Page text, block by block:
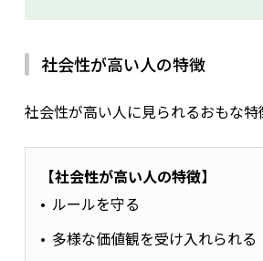
社会性が高い人の特徴
社会性が高い人に見られるおもな特
【社会性が高い人の特徴】
ルールを守る
多様な価値観を受け入れられる